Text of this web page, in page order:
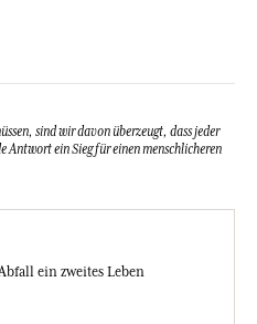
sind wir davon überzeugt, dass jeder
Antwort ein Sieg für einen menschlicheren